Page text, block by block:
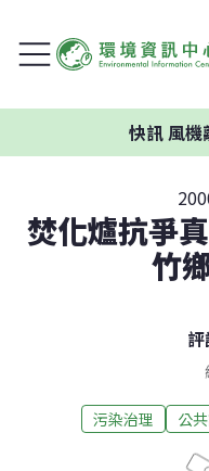
快訊風機離
焚化爐抗爭
竹
污染治理 公